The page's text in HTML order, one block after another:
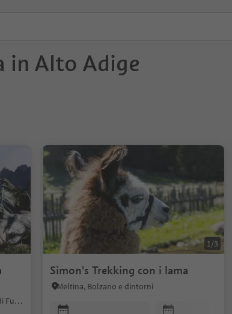
in Alto Adige
Funes, Regione dolomitica Luson Val di Funes
1/3
Simon's Trekking con i lama
Meltina, Bolzano e dintorni